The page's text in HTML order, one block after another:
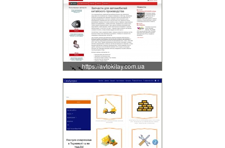
https://avtokitay.com.ua